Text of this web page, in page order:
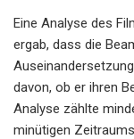
Eine Analyse des
ergab, dass die
davon, ob er ihren
Analyse zählte
minütigen